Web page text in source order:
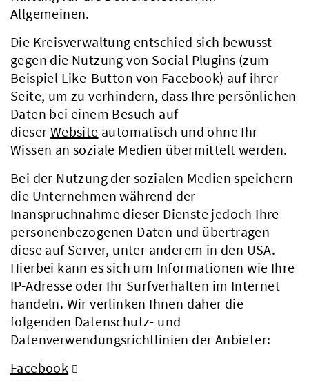
Allgemeinen.
Die Kreisverwaltung entschied sich bewusst
gegen die Nutzung von Social Plugins (zum
Beispiel Like-Button von Facebook) auf ihrer
Seite, um zu verhindern, dass Ihre persönlichen
Daten bei einem Besuch auf
dieser Website automatisch und ohne Ihr
Wissen an soziale Medien übermittelt werden.
Bei der Nutzung der sozialen Medien speichern
die Unternehmen während der
Inanspruchnahme dieser Dienste jedoch Ihre
personenbezogenen Daten und übertragen
diese auf Server, unter anderem in den USA.
Hierbei kann es sich um Informationen wie Ihre
IP-Adresse oder Ihr Surfverhalten im Internet
handeln. Wir verlinken Ihnen daher die
folgenden Datenschutz- und
Datenverwendungsrichtlinien der Anbieter:
Facebook